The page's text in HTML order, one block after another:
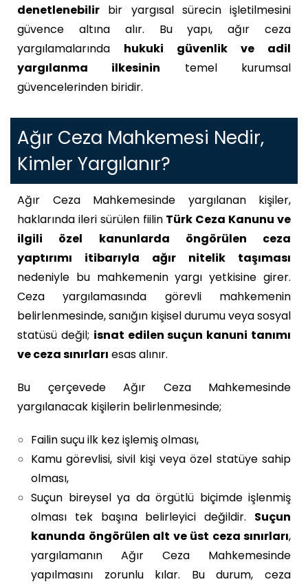
denetlenebilir bir yargısal sürecin işletilmesini
güvence altına alır. Bu yapı, ağır ceza
yargılamalarında hukuki güvenlik ve adil
yargılanma ilkesinin temel kurumsal
güvencelerinden biridir.
Ağır Ceza Mahkemesi Nedir,
Kimler Yargılanır?
Ağır Ceza Mahkemesinde yargılanan kişiler,
haklarında ileri sürülen fiilin Türk Ceza Kanunu ve
ilgili özel kanunlarda öngörülen ceza
yaptırımı itibarıyla ağır nitelik taşıması
nedeniyle bu mahkemenin yargı yetkisine girer.
Ceza yargılamasında görevli mahkemenin
belirlenmesinde, sanığın kişisel durumu veya sosyal
statüsü değil; isnat edilen suçun kanuni tanımı
ve ceza sınırları esas alınır.
Bu çerçevede Ağır Ceza Mahkemesinde
yargılanacak kişilerin belirlenmesinde;
Failin suçu ilk kez işlemiş olması,
Kamu görevlisi, sivil kişi veya özel statüye sahip
olması,
Suçun bireysel ya da örgütlü biçimde işlenmiş
olması tek başına belirleyici değildir. Suçun
kanunda öngörülen alt ve üst ceza sınırları,
yargılamanın Ağır Ceza Mahkemesinde
yapılmasını zorunlu kılar. Bu durum, ceza